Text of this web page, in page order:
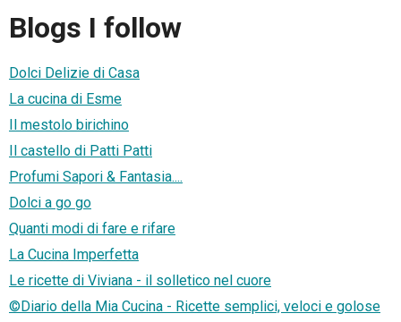
Blogs I follow
Dolci Delizie di Casa
La cucina di Esme
Il mestolo birichino
Il castello di Patti Patti
Profumi Sapori & Fantasia....
Dolci a go go
Quanti modi di fare e rifare
La Cucina Imperfetta
Le ricette di Viviana - il solletico nel cuore
©Diario della Mia Cucina - Ricette semplici, veloci e golose